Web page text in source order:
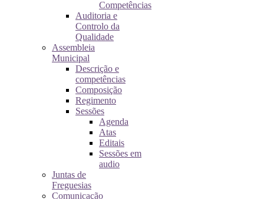
Competências
Auditoria e
Controlo da
Qualidade
Assembleia
Municipal
Descrição e
competências
Composição
Regimento
Sessões
Agenda
Atas
Editais
Sessões em
audio
Juntas de
Freguesias
Comunicação